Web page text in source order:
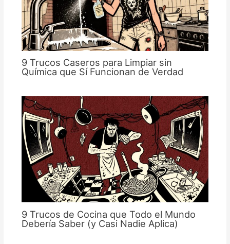
9 Trucos Caseros para Limpiar sin
Química que Sí Funcionan de Verdad
9 Trucos de Cocina que Todo el Mundo
Debería Saber (y Casi Nadie Aplica)